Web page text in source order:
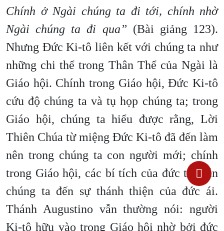
Chính ở Ngài chúng ta đi tới, chính nhờ
Ngài chúng ta đi qua” (Bài giảng 123).
Nhưng Đức Ki-tô liên kết với chúng ta như
những chi thể trong Thân Thể của Ngài là
Giáo hội. Chính trong Giáo hội, Đức Ki-tô
cứu độ chúng ta và tụ họp chúng ta; trong
Giáo hội, chúng ta hiểu được rằng, Lời
Thiên Chúa từ miệng Đức Ki-tô đã đến làm
nên trong chúng ta con người mới; chính
trong Giáo hội, các bí tích của đức tin dẫn
chúng ta đến sự thánh thiện của đức ái.
Thánh Augustino vẫn thường nói: người
Ki-tô hữu vào trong Giáo hội nhờ bởi đức